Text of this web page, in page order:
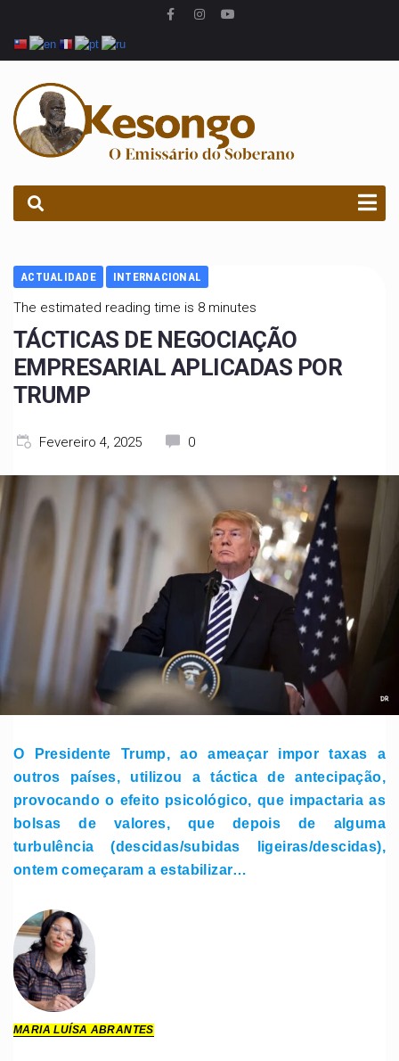
ACTUALIDADE INTERNACIONAL
The estimated reading time is 8 minutes
TÁCTICAS DE NEGOCIAÇÃO
EMPRESARIAL APLICADAS POR
TRUMP
Fevereiro 4, 2025 0
O Presidente Trump, ao ameaçar impor taxas a
outros países, utilizou a táctica de antecipação,
provocando o efeito psicológico, que impactaria as
bolsas de valores, que depois de alguma
turbulência (descidas/subidas ligeiras/descidas),
ontem começaram a estabilizar…
MARIA LUÍSA ABRANTES
PROCURAR